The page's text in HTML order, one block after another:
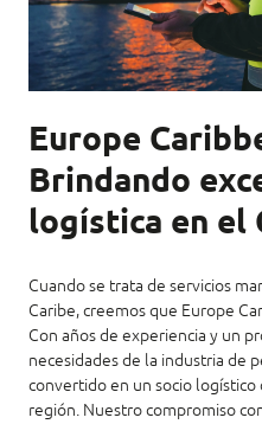
Europe
Brindando
logística en el
Cuando se trata de servicios
Caribe, creemos que Europe
Con años de experiencia y un
necesidades de la industria de
convertido en un socio logístico
región. Nuestro compromiso